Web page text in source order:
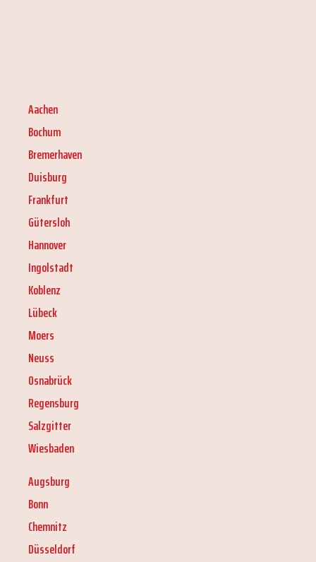
Aachen
Bochum
Bremerhaven
Duisburg
Frankfurt
Gütersloh
Hannover
Ingolstadt
Koblenz
Lübeck
Moers
Neuss
Osnabrück
Regensburg
Salzgitter
Wiesbaden
Augsburg
Bonn
Chemnitz
Düsseldorf